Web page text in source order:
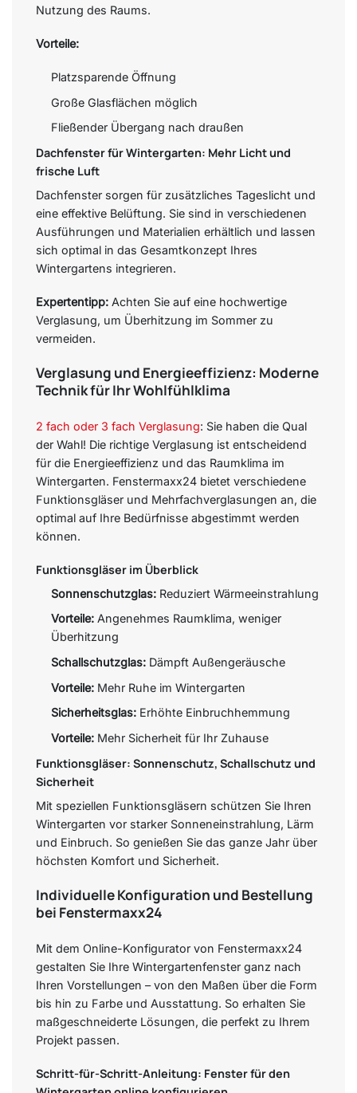
Nutzung des Raums.
Vorteile:
Platzsparende Öffnung
Große Glasflächen möglich
Fließender Übergang nach draußen
Dachfenster für Wintergarten: Mehr Licht und
frische Luft
Dachfenster sorgen für zusätzliches Tageslicht und
eine effektive Belüftung. Sie sind in verschiedenen
Ausführungen und Materialien erhältlich und lassen
sich optimal in das Gesamtkonzept Ihres
Wintergartens integrieren.
Expertentipp: Achten Sie auf eine hochwertige
Verglasung, um Überhitzung im Sommer zu
vermeiden.
Verglasung und Energieeffizienz: Moderne
Technik für Ihr Wohlfühlklima
2 fach oder 3 fach Verglasung: Sie haben die Qual
der Wahl! Die richtige Verglasung ist entscheidend
für die Energieeffizienz und das Raumklima im
Wintergarten. Fenstermaxx24 bietet verschiedene
Funktionsgläser und Mehrfachverglasungen an, die
optimal auf Ihre Bedürfnisse abgestimmt werden
können.
Funktionsgläser im Überblick
Sonnenschutzglas:Reduziert Wärmeeinstrahlung
Vorteile:Angenehmes Raumklima, weniger
Überhitzung
Schallschutzglas:Dämpft Außengeräusche
Vorteile:Mehr Ruhe im Wintergarten
Sicherheitsglas:Erhöhte Einbruchhemmung
Vorteile:Mehr Sicherheit für Ihr Zuhause
Funktionsgläser: Sonnenschutz, Schallschutz und
Sicherheit
Mit speziellen Funktionsgläsern schützen Sie Ihren
Wintergarten vor starker Sonneneinstrahlung, Lärm
und Einbruch. So genießen Sie das ganze Jahr über
höchsten Komfort und Sicherheit.
Individuelle Konfiguration und Bestellung
bei Fenstermaxx24
Mit dem Online-Konfigurator von Fenstermaxx24
gestalten Sie Ihre Wintergartenfenster ganz nach
Ihren Vorstellungen – von den Maßen über die Form
bis hin zu Farbe und Ausstattung. So erhalten Sie
maßgeschneiderte Lösungen, die perfekt zu Ihrem
Projekt passen.
Schritt-für-Schritt-Anleitung: Fenster für den